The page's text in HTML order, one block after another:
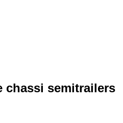
chassi semitrailers